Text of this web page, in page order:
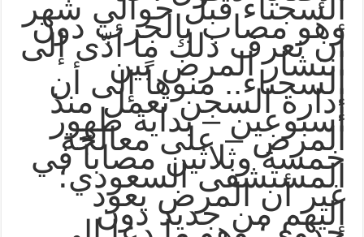
السجناء قبل حوالي شهر
وهو مصاب بالجرب دون
أن نعرف ذلك ما أدّى إلى
انتشار المرض بين
السجناء.. منوهاً إلى أن
إدارة السجن تعمل منذ
أسبوعين – بداية ظهور
المرض – على معالجة
خمسة وثلاثين مصاباً في
المستشفى السعودي؛
غير أن المرض يعود
إليهم من جديد دون